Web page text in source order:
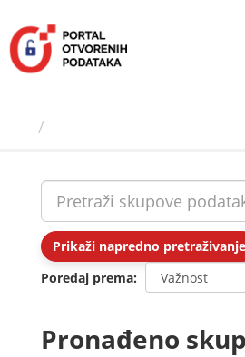
sadržaj
Prikaži napredno pretraživanje
Poredaj prema
Pronađeno